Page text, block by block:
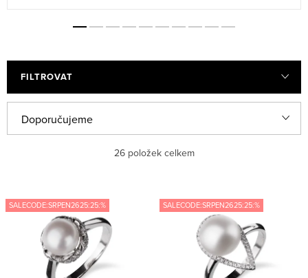
FILTROVAT
ý
s
a
n
Doporučujeme
Nejprodávanější
Abecedně
26položek celkem
SALECODE:SRPEN2625:25:% SALECODE:SRPEN2625:25:%